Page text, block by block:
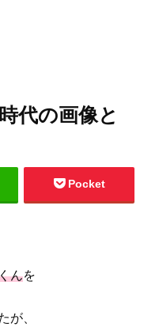
代の画像と
Pocket
んを
が、